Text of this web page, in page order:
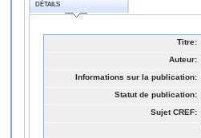
DÉTAILS
Titre:
Auteur:
Informations sur la publication:
Statut de publication:
Sujet CREF: